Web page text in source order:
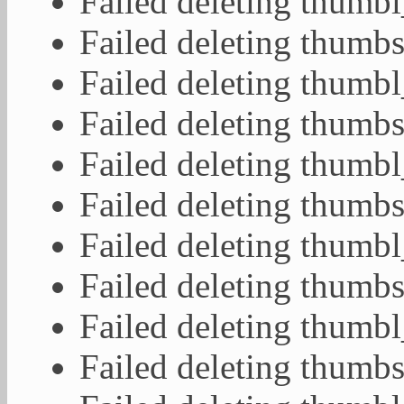
Failed deleting
Failed deleting
Failed deleting
Failed deleting
Failed deleting
Failed deleting
Failed deleting
Failed deleting
Failed deleting